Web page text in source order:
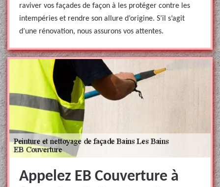
raviver vos façades de façon à les protéger contre les
intempéries et rendre son allure d’origine. S’il s’agit
d’une rénovation, nous assurons vos attentes.
Appelez EB Couverture à